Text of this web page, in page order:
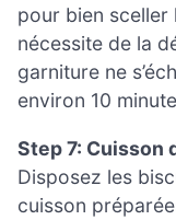
pour bien sceller
nécessite de la
garniture ne
environ 10
Step 7: Cuisson
Disposez les
cuisson